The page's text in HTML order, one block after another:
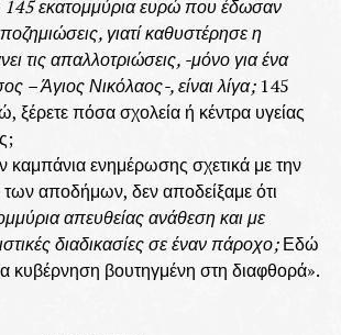
145 εκατομμύρια ευρώ που έδωσαν
γιατί καθυστέρησε η
τις απαλλοτριώσεις, -μόνο για ένα
– Άγιος Νικόλαος-, είναι λίγα;145
ξέρετε πόσα σχολεία ή κέντρα υγείας
καμπάνια ενημέρωσης σχετικά με την
αποδήμων, δεν αποδείξαμε ότι
απευθείας ανάθεση και με
διαδικασίες σε έναν πάροχο;Εδώ
κυβέρνηση βουτηγμένη στη διαφθορά».